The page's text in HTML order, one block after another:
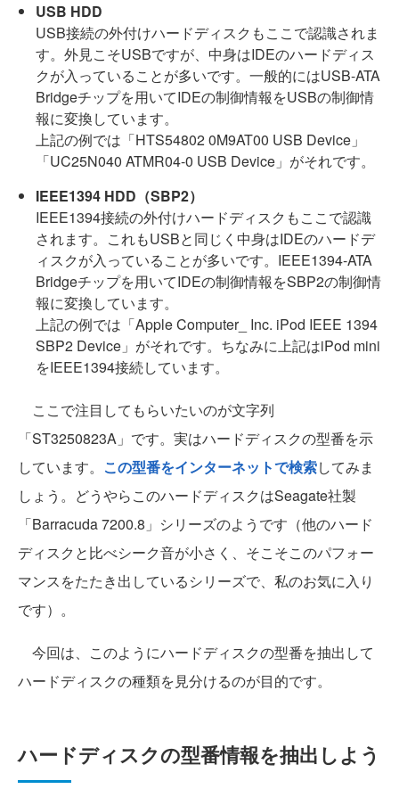
USB HDD
USB接続の外付けハードディスクもここで認識されま
す。外見こそUSBですが、中身はIDEのハードディス
クが入っていることが多いです。一般的にはUSB-ATA
Bridgeチップを用いてIDEの制御情報をUSBの制御情
報に変換しています。
上記の例では「HTS54802 0M9AT00 USB Device」
「UC25N040 ATMR04-0 USB Device」がそれです。
IEEE1394 HDD（SBP2）
IEEE1394接続の外付けハードディスクもここで認識
されます。これもUSBと同じく中身はIDEのハードデ
ィスクが入っていることが多いです。IEEE1394-ATA
Bridgeチップを用いてIDEの制御情報をSBP2の制御情
報に変換しています。
上記の例では「Apple Computer_ Inc. iPod IEEE 1394
SBP2 Device」がそれです。ちなみに上記はiPod mini
をIEEE1394接続しています。
ここで注目してもらいたいのが文字列
「ST3250823A」です。実はハードディスクの型番を示
しています。 この型番をインターネットで検索してみま
しょう。どうやらこのハードディスクはSeagate社製
「Barracuda 7200.8」シリーズのようです（他のハード
ディスクと比べシーク音が小さく、そこそこのパフォー
マンスをたたき出しているシリーズで、私のお気に入り
です）。
今回は、このようにハードディスクの型番を抽出して
ハードディスクの種類を見分けるのが目的です。
ハードディスクの型番情報を抽出しよう